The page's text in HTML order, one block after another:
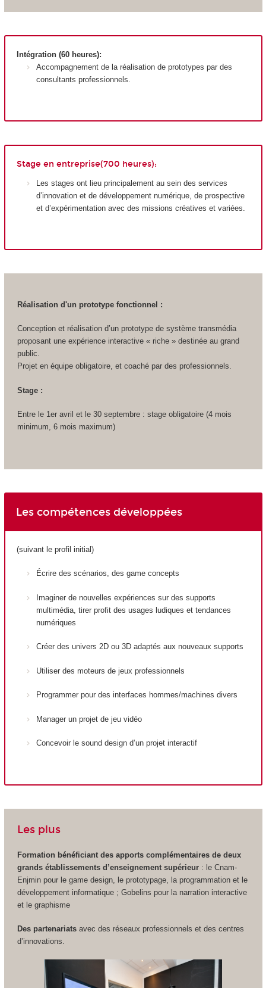
Intégration (60 heures):
Accompagnement de la réalisation de prototypes par des
consultants professionnels.
Stage en entreprise(700 heures):
Les stages ont lieu principalement au sein des services
d’innovation et de développement numérique, de prospective
et d’expérimentation avec des missions créatives et variées.
Réalisation d'un prototype fonctionnel :
Conception et réalisation d’un prototype de système transmédia
proposant une expérience interactive « riche » destinée au grand
public.
Projet en équipe obligatoire, et coaché par des professionnels.
Stage :
Entre le 1er avril et le 30 septembre : stage obligatoire (4 mois
minimum, 6 mois maximum)
Les compétences développées
(suivant le profil initial)
Écrire des scénarios, des game concepts
Imaginer de nouvelles expériences sur des supports
multimédia, tirer profit des usages ludiques et tendances
numériques
Créer des univers 2D ou 3D adaptés aux nouveaux supports
Utiliser des moteurs de jeux professionnels
Programmer pour des interfaces hommes/machines divers
Manager un projet de jeu vidéo
Concevoir le sound design d’un projet interactif
Les plus
Formation bénéficiant des apports complémentaires de deux
grands établissements d’enseignement supérieur: le Cnam-
Enjmin pour le game design, le prototypage, la programmation et le
développement informatique ; Gobelins pour la narration interactive
et le graphisme
Des partenariatsavec des réseaux professionnels et des centres
d’innovations.